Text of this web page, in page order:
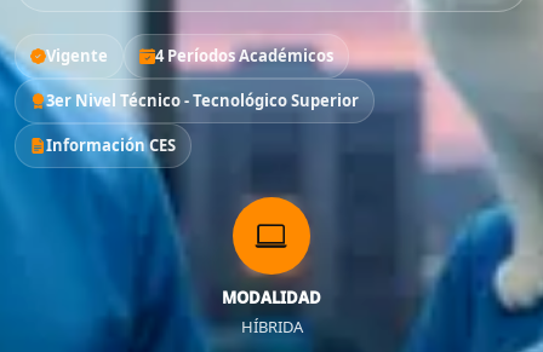
Vigente 4 Períodos Académicos
3er Nivel Técnico - Tecnológico Superior
Información CES
MODALIDAD
HÍBRIDA